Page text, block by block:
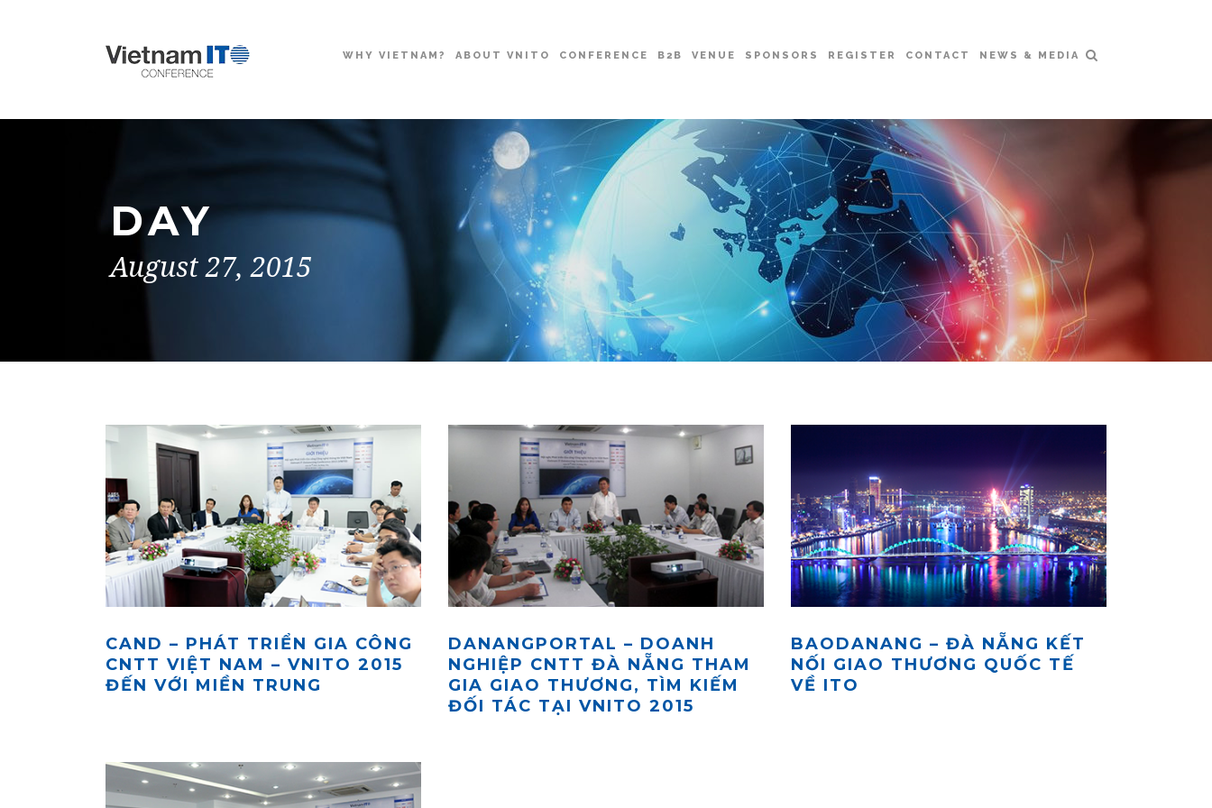
WHY VIETNAM? ABOUT VNITO CONFERENCE B2B VENUE SPONSORS REGISTER CONTACT NEWS & MEDIA
DAY
August 27, 2015
CAND – PHÁT TRIỂN GIA CÔNG
CNTT VIỆT NAM – VNITO 2015
ĐẾN VỚI MIỀN TRUNG
DANANGPORTAL – DOANH
NGHIỆP CNTT ĐÀ NẴNG THAM
GIA GIAO THƯƠNG, TÌM KIẾM
ĐỐI TÁC TẠI VNITO 2015
BAODANANG – ĐÀ NẴNG KẾT
NỐI GIAO THƯƠNG QUỐC TẾ
VỀ ITO